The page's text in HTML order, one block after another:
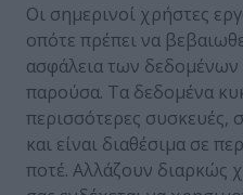
Οι σημερινοί χρήστες
οπότε πρέπει να
ασφάλεια των δεδομένων
παρούσα. Τα δεδομένα
περισσότερες συσκευές,
και είναι διαθέσιμα σε
ποτέ. Αλλάζουν διαρκώς